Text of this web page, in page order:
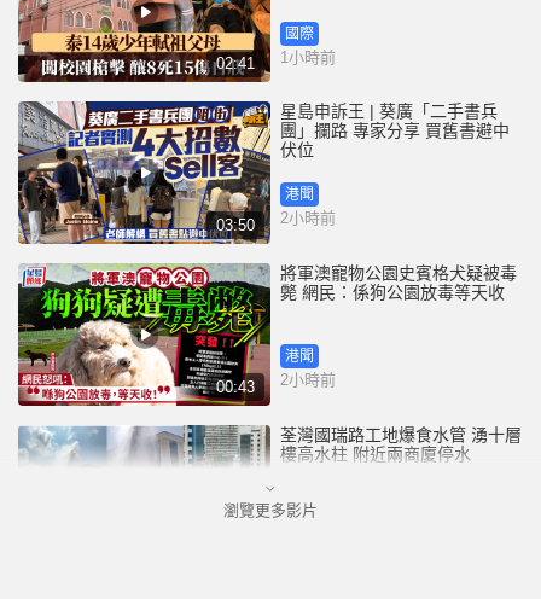
02:41
國際
1小時前
03:50
星島申訴王 | 葵廣「二手書兵
團」攔路 專家分享 買舊書避中
伏位
港聞
2小時前
00:43
將軍澳寵物公園史賓格犬疑被毒
斃 網民：係狗公園放毒等天收
港聞
2小時前
荃灣國瑞路工地爆食水管 湧十層
樓高水柱 附近兩商廈停水
港聞
瀏覽更多影片